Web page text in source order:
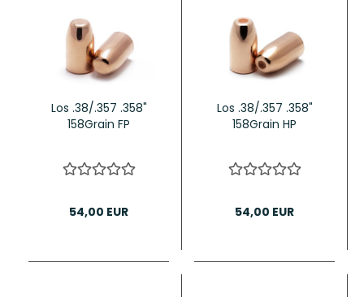
Los .38/.357 .358"
158Grain FP
54,00 EUR
Los .38/.357 .358"
158Grain HP
54,00 EUR